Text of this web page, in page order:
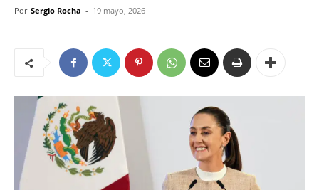
Por Sergio Rocha - 19 mayo, 2026